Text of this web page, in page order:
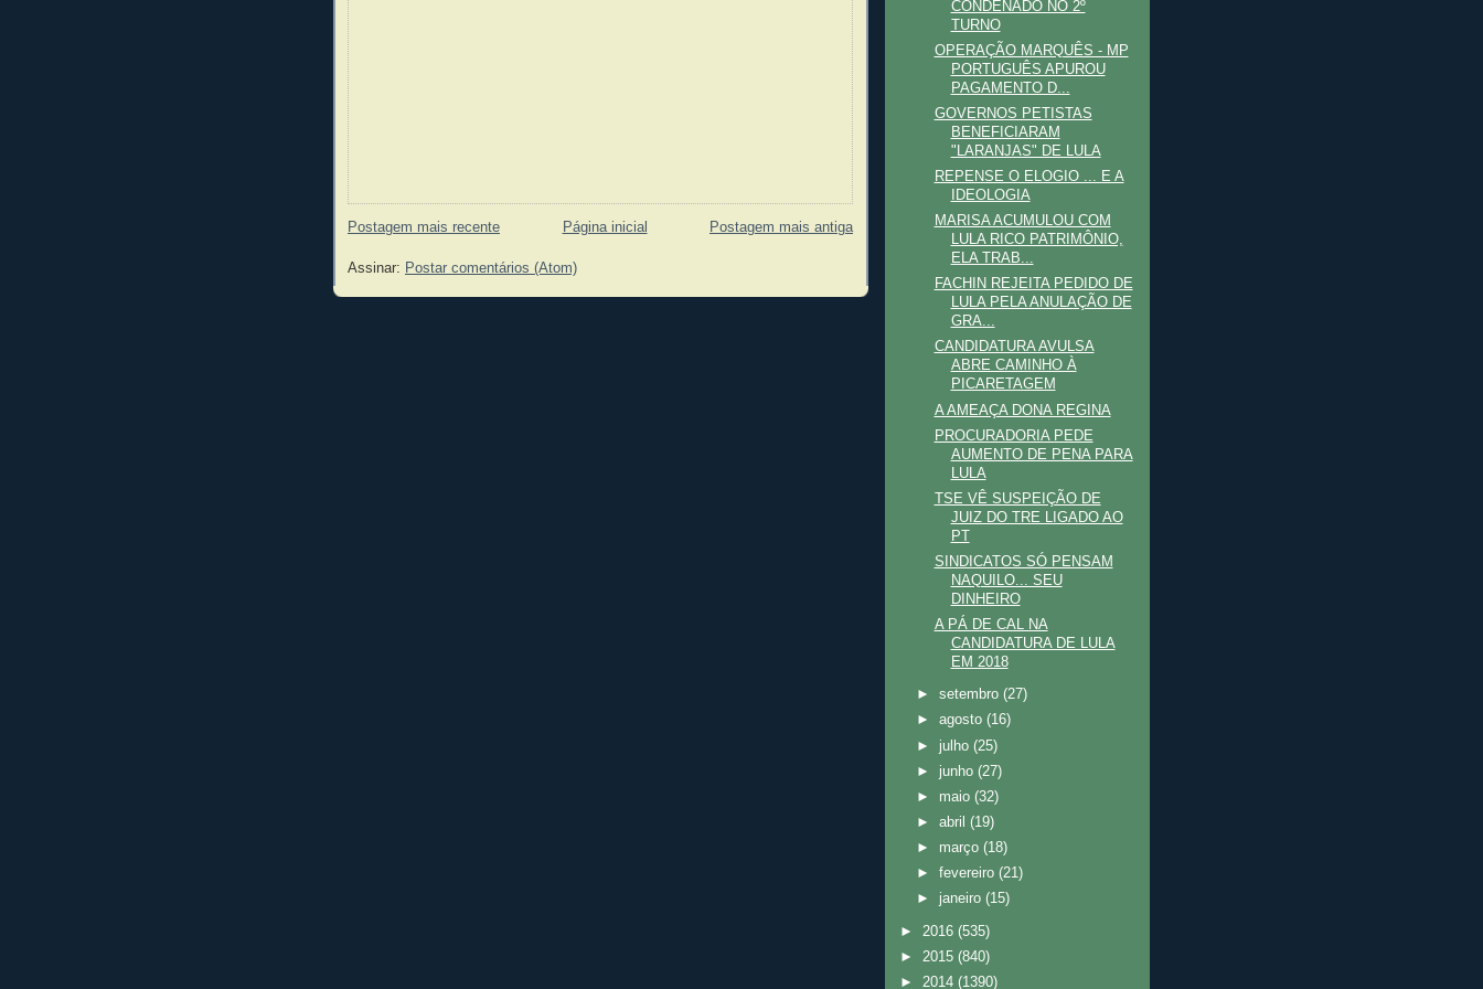
Postagem mais recente Postagem mais antiga
Página inicial
Assinar: Postar comentários (Atom)
CONDENADO NO 2º
TURNO
OPERAÇÃO MARQUÊS - MP
PORTUGUÊS APUROU
PAGAMENTO D...
GOVERNOS PETISTAS
BENEFICIARAM
"LARANJAS" DE LULA
REPENSE O ELOGIO ... E A
IDEOLOGIA
MARISA ACUMULOU COM
LULA RICO PATRIMÔNIO,
ELA TRAB...
FACHIN REJEITA PEDIDO DE
LULA PELA ANULAÇÃO DE
GRA...
CANDIDATURA AVULSA
ABRE CAMINHO À
PICARETAGEM
A AMEAÇA DONA REGINA
PROCURADORIA PEDE
AUMENTO DE PENA PARA
LULA
TSE VÊ SUSPEIÇÃO DE
JUIZ DO TRE LIGADO AO
PT
SINDICATOS SÓ PENSAM
NAQUILO... SEU
DINHEIRO
A PÁ DE CAL NA
CANDIDATURA DE LULA
EM 2018
►setembro(27)
►agosto(16)
► julho(25)
► junho(27)
► maio(32)
►abril(19)
► março(18)
►fevereiro(21)
► janeiro(15)
► 2016 (535)
► 2015 (840)
► 2014 (1390)